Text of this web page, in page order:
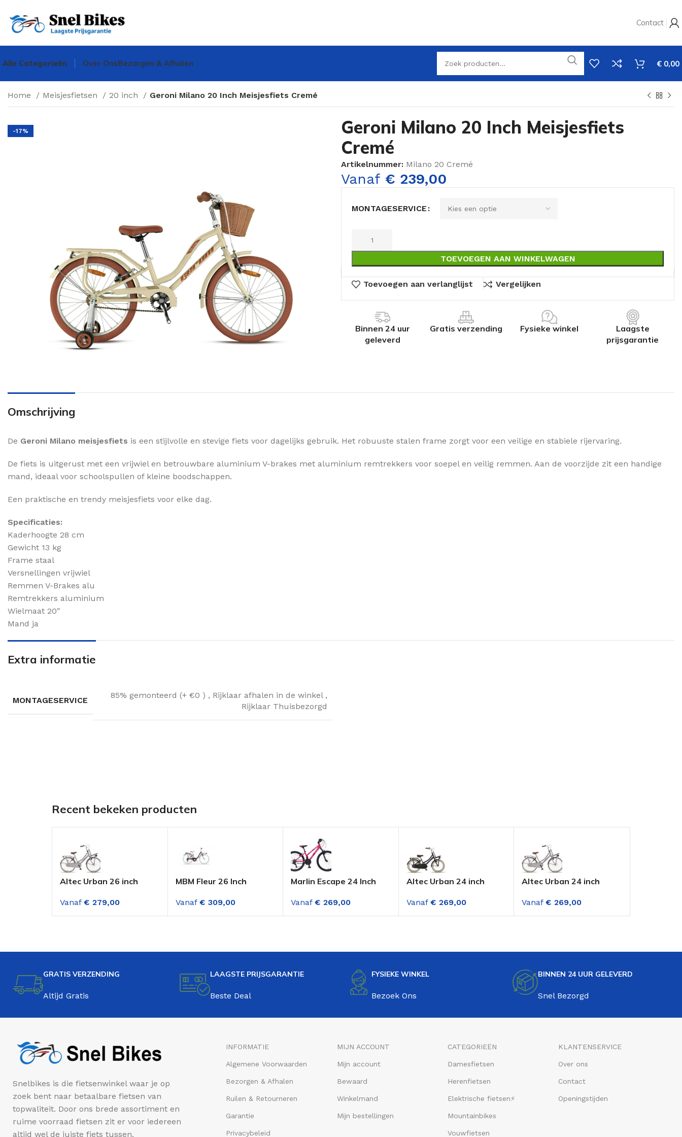
Contact
Alle Categorieën Over OnsBezorgen & Afhalen € 0,00
Home Meisjesfietsen 20 inch Geroni Milano 20 Inch Meisjesfiets Cremé
-17%
Geroni Milano 20 Inch Meisjesfiets
Cremé
Artikelnummer: Milano 20 Cremé
Vanaf € 239,00
MONTAGESERVICE
TOEVOEGEN AAN WINKELWAGEN
Toevoegen aan verlanglijst Vergelijken
Binnen 24 uur
geleverd
Gratis verzending Fysieke winkel
Laagste
prijsgarantie
Omschrijving
De Geroni Milano meisjesfiets is een stijlvolle en stevige fiets voor dagelijks gebruik. Het robuuste stalen frame zorgt voor een veilige en stabiele rijervaring.
De fiets is uitgerust met een vrijwiel en betrouwbare aluminium V-brakes met aluminium remtrekkers voor soepel en veilig remmen. Aan de voorzijde zit een handige
mand, ideaal voor schoolspullen of kleine boodschappen.
Een praktische en trendy meisjesfiets voor elke dag.
Specificaties:
Kaderhoogte 28 cm
Gewicht 13 kg
Frame staal
Versnellingen vrijwiel
Remmen V-Brakes alu
Remtrekkers aluminium
Wielmaat 20″
Mand ja
Extra informatie
MONTAGESERVICE
85% gemonteerd (+ €0 ) , Rijklaar afhalen in de winkel ,
Rijklaar Thuisbezorgd
Recent bekeken producten
Altec Urban 26 inch
Sand
Vanaf € 279,00
MBM Fleur 26 Inch
Versnellingen Zwart
Vanaf € 309,00
Marlin Escape 24 Inch
Versnellingen Fuschia-
Roze
Vanaf € 269,00
Altec Urban 24 inch
Mat Zwart
Vanaf € 269,00
Altec Urban 24 inch
Sand
Vanaf € 269,00
GRATIS VERZENDING
Altijd Gratis
LAAGSTE PRIJSGARANTIE
Beste Deal
FYSIEKE WINKEL
Bezoek Ons
BINNEN 24 UUR GELEVERD
Snel Bezorgd
Snelbikes is die fietsenwinkel waar je op
zoek bent naar betaalbare fietsen van
topwaliteit. Door ons brede assortiment en
ruime voorraad fietsen zit er voor iedereen
altijd wel de juiste fiets tussen.
INFORMATIE
Algemene Voorwaarden
Bezorgen & Afhalen
Ruilen & Retourneren
Garantie
Privacybeleid
MIJN ACCOUNT
Mijn account
Bewaard
Winkelmand
Mijn bestellingen
CATEGORIEËN
Damesfietsen
Herenfietsen
Elektrische fietsen⚡
Mountainbikes
Vouwfietsen
KLANTENSERVICE
Over ons
Contact
Openingstijden